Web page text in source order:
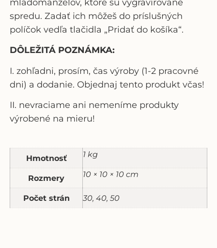
mladomanželov, ktoré sú vygravírované
spredu. Zadať ich môžeš do príslušných
políčok vedľa tlačidla „Pridať do košíka“.
DÔLEŽITÁ POZNÁMKA:
I. zohľadni, prosím, čas výroby (1-2 pracovné
dni) a dodanie. Objednaj tento produkt včas!
II. nevraciame ani nemeníme produkty
výrobené na mieru!
Hmotnosť 1 kg
Rozmery 10 × 10 × 10 cm
Počet strán 30, 40, 50